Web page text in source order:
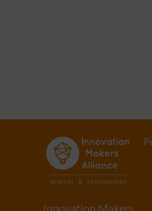
Innovation Makers